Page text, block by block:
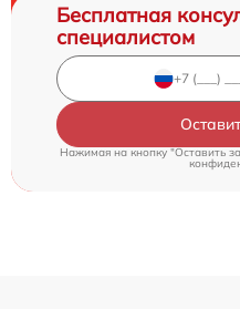
Бесплатная
специалистом
Нажимая на кнопку "Оставить